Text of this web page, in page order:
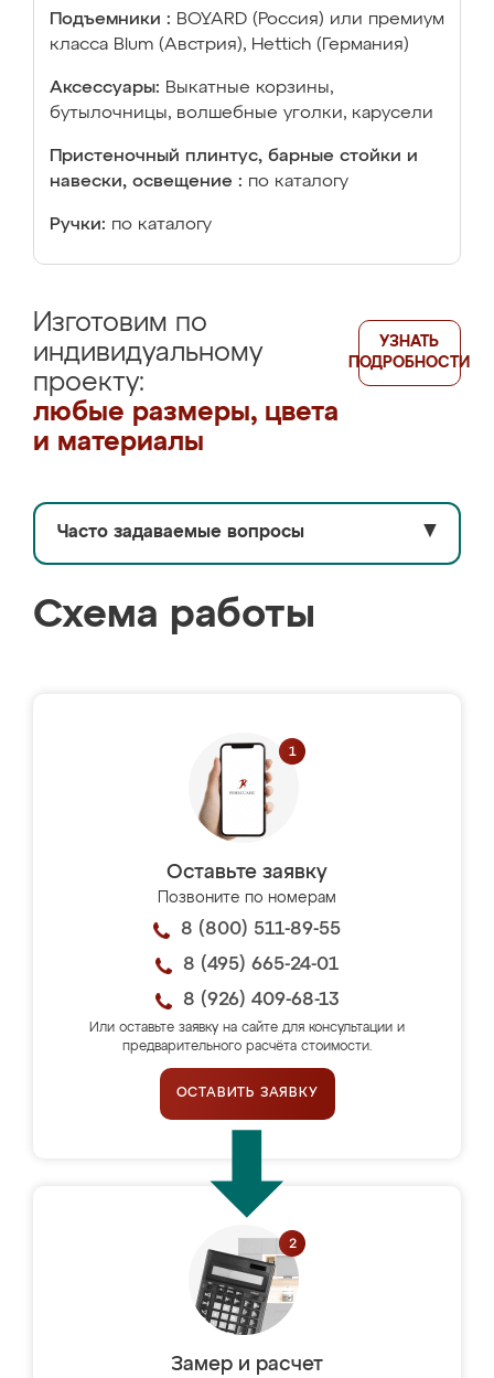
Подъемники : BOYARD (Россия) или премиум
класса Blum (Австрия), Hettich (Германия)
Аксессуары: Выкатные корзины,
бутылочницы, волшебные уголки, карусели
Пристеночный плинтус, барные стойки и
навески, освещение : по каталогу
Ручки: по каталогу
Изготовим по
индивидуальному
проекту:
любые размеры, цвета
и материалы
УЗНАТЬ
ПОДРОБНОСТИ
Часто задаваемые вопросы ▼
Схема работы
Оставьте заявку
Позвоните по номерам
8 (800) 511-89-55
8 (495) 665-24-01
8 (926) 409-68-13
Или оставьте заявку на сайте для консультации и
предварительного расчёта стоимости.
ОСТАВИТЬ ЗАЯВКУ
Замер и расчет